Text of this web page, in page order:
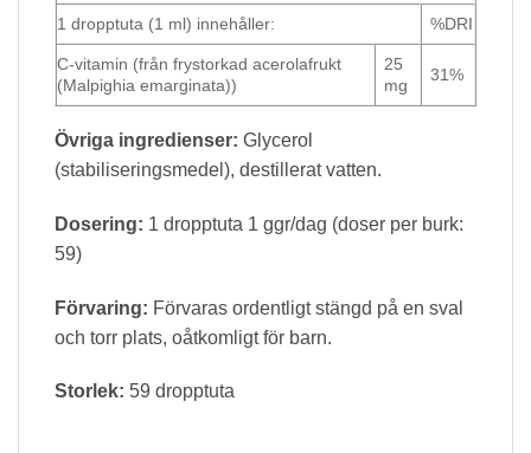
1 dropptuta (1 ml) innehåller: %DRI
C-vitamin (från frystorkad acerolafrukt
(Malpighia emarginata))
25
mg
31%
Övriga ingredienser: Glycerol
(stabiliseringsmedel), destillerat vatten.
Dosering: 1 dropptuta 1 ggr/dag (doser per burk:
59)
Förvaring: Förvaras ordentligt stängd på en sval
och torr plats, oåtkomligt för barn.
Storlek: 59 dropptuta